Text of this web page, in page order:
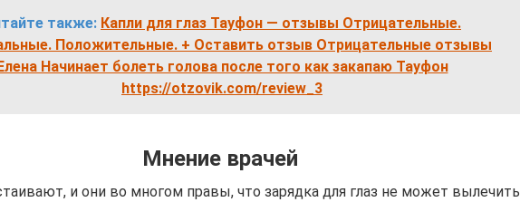
также: Капли для глаз Тауфон — отзывы Отрицательные.
Положительные. + Оставить отзыв Отрицательные отзывы
Начинает болеть голова после того как закапаю Тауфон
https://otzovik.com/review_3
Мнение врачей
и они во многом правы, что зарядка для глаз не может вылечить